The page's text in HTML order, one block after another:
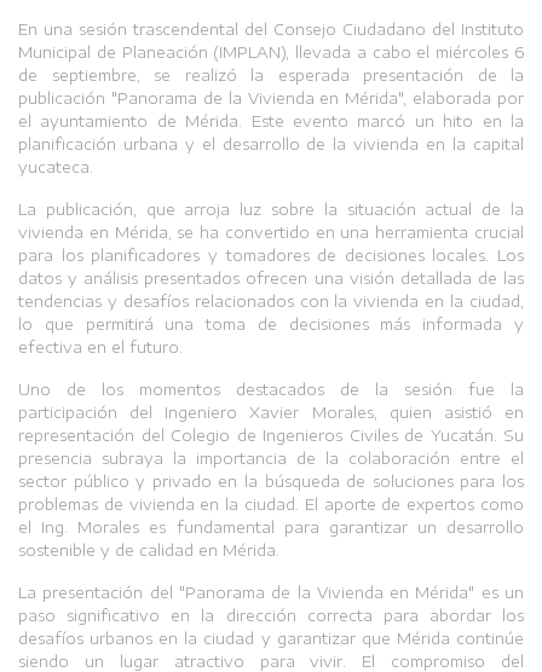
En una sesión trascendental del Consejo Ciudadano del Instituto
Municipal de Planeación (IMPLAN), llevada a cabo el miércoles 6
de septiembre, se realizó la esperada presentación de la
publicación "Panorama de la Vivienda en Mérida", elaborada por
el ayuntamiento de Mérida. Este evento marcó un hito en la
planificación urbana y el desarrollo de la vivienda en la capital
yucateca.
La publicación, que arroja luz sobre la situación actual de la
vivienda en Mérida, se ha convertido en una herramienta crucial
para los planificadores y tomadores de decisiones locales. Los
datos y análisis presentados ofrecen una visión detallada de las
tendencias y desafíos relacionados con la vivienda en la ciudad,
lo que permitirá una toma de decisiones más informada y
efectiva en el futuro.
Uno de los momentos destacados de la sesión fue la
participación del Ingeniero Xavier Morales, quien asistió en
representación del Colegio de Ingenieros Civiles de Yucatán. Su
presencia subraya la importancia de la colaboración entre el
sector público y privado en la búsqueda de soluciones para los
problemas de vivienda en la ciudad. El aporte de expertos como
el Ing. Morales es fundamental para garantizar un desarrollo
sostenible y de calidad en Mérida.
La presentación del "Panorama de la Vivienda en Mérida" es un
paso significativo en la dirección correcta para abordar los
desafíos urbanos en la ciudad y garantizar que Mérida continúe
siendo un lugar atractivo para vivir. El compromiso del